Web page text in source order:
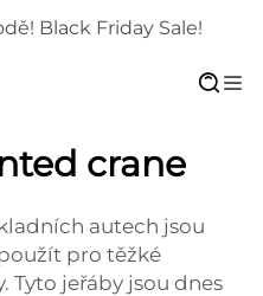
Black Friday Sale!
crane
autech jsou
pro těžké
Tyto jeřáby jsou dnes